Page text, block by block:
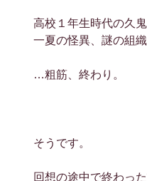
高校１年生時代の久
一夏の怪異、謎の組
…粗筋、終わり。
そうです。
回想の途中で終わった